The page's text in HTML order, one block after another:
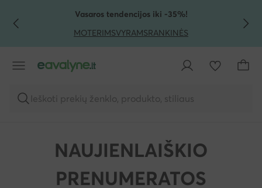
PEREITI PRIE PAGRINDINIO TURINIO
PEREITI Į PAIEŠKĄVasaros tendencijos iki -35%!
MOTERIMSVYRAMSRANKINĖS
Ieškoti prekių ženklo, produkto, stiliaus
NAUJIENLAIŠKIO
PRENUMERATOS